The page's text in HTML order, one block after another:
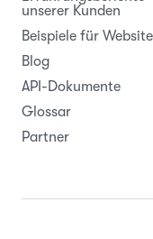
unserer Kunden
Beispiele für
Blog
API-Dokumente
Glossar
Partner